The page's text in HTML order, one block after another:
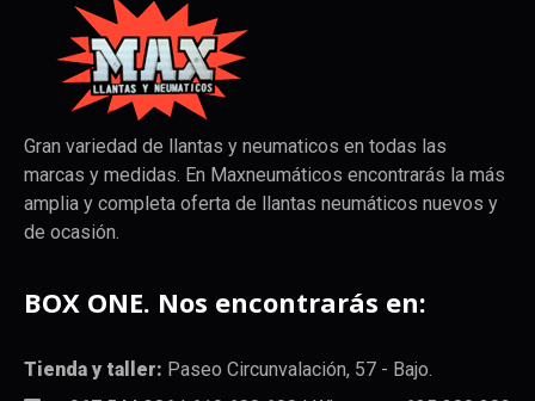
Gran variedad de llantas y neumaticos en todas las
marcas y medidas. En Maxneumáticos encontrarás la más
amplia y completa oferta de llantas neumáticos nuevos y
de ocasión.
BOX ONE. Nos encontrarás en:
Tienda y taller: Paseo Circunvalación, 57 - Bajo.